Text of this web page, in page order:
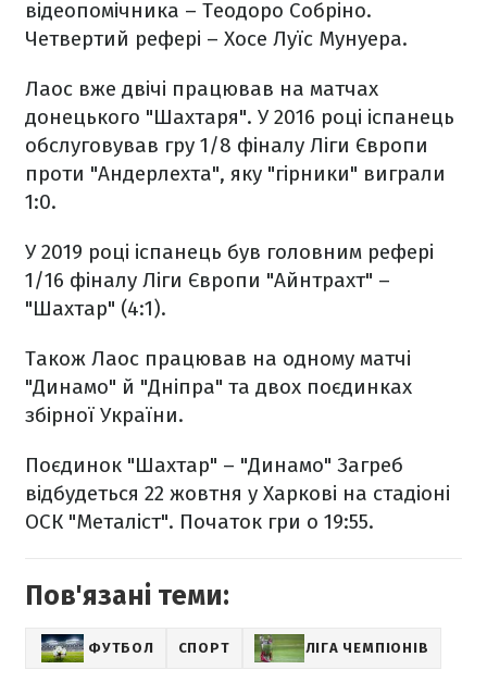
відеопомічника – Теодоро Собріно.
Четвертий рефері – Хосе Луїс Мунуера.
Лаос вже двічі працював на матчах
донецького "Шахтаря". У 2016 році іспанець
обслуговував гру 1/8 фіналу Ліги Європи
проти "Андерлехта", яку "гірники" виграли
1:0.
У 2019 році іспанець був головним рефері
1/16 фіналу Ліги Європи "Айнтрахт" –
"Шахтар" (4:1).
Також Лаос працював на одному матчі
"Динамо" й "Дніпра" та двох поєдинках
збірної України.
Поєдинок "Шахтар" – "Динамо" Загреб
відбудеться 22 жовтня у Харкові на стадіоні
ОСК "Металіст". Початок гри о 19:55.
Пов'язані теми:
ФУТБОЛ СПОРТ ЛІГА ЧЕМПІОНІВ